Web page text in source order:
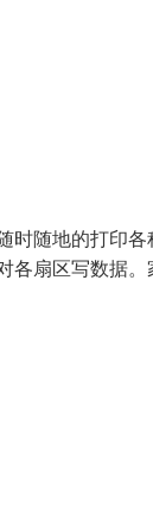
随地的打印
扇区写数据